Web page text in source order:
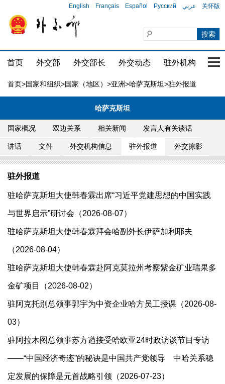
English Français Español Русский عربي 关怀版
首页 外交部 外交部长 外交动态 驻外机构 国
首页>国家和组织>国家（地区） >亚洲>哈萨克斯坦>驻外报道
哈萨克斯坦
国家概况 双边关系 相关新闻 发言人有关谈话
讲话 文件 外交机构信息 驻外报道 外交掠影
驻外报道
驻哈萨克斯坦大使韩春霖出席“习近平党建思想的中国实践
与世界启示”研讨会（2026-08-07）
驻哈萨克斯坦大使韩春霖拜会哈副外长伊萨加利耶夫
（2026-08-04）
驻哈萨克斯坦大使韩春霖赴阿克莫拉州考察紫金矿业瑞果多
金矿项目（2026-08-02）
驻阿克托别总领事郭宇为中资企业哈方员工授课（2026-08-
03）
驻阿拉木图总领事苏方遒接受哈欧亚24时政访谈节目专访
——“中国经济奇迹”的秘诀是中国共产党领导 中哈关系稳
定发展的保障是元首战略引领（2026-07-23）